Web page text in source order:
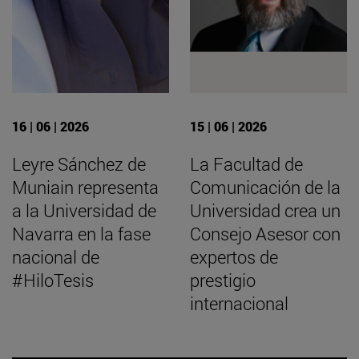
16 | 06 | 2026
Leyre Sánchez de
Muniain representa
a la Universidad de
Navarra en la fase
nacional de
#HiloTesis
15 | 06 | 2026
La Facultad de
Comunicación de la
Universidad crea un
Consejo Asesor con
expertos de
prestigio
internacional